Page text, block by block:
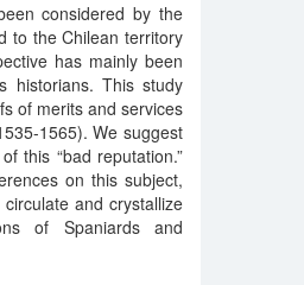
considered by the
to the Chilean territory
has mainly been
historians. This study
of merits and services
1565). We suggest
this “bad reputation.”
on this subject,
and crystallize
of Spaniards and